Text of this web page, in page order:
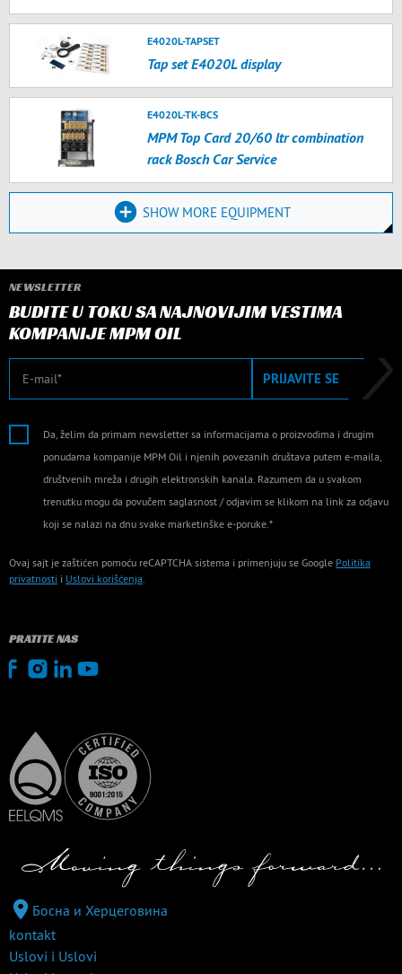
E4020L-TAPSET
Tap set E4020L display
E4020L-TK-BCS
MPM Top Card 20/60 ltr combination
rack Bosch Car Service
SHOW MORE EQUIPMENT
NEWSLETTER
BUDITE U TOKU SA NAJNOVIJIM VESTIMA
KOMPANIJE MPM OIL
E-mail PRIJAVITE SE
Da, želim da primam newsletter sa informacijama o proizvodima i drugim
ponudama kompanije MPM Oil i njenih povezanih društava putem e-maila,
društvenih mreža i drugih elektronskih kanala. Razumem da u svakom
trenutku mogu da povučem saglasnost / odjavim se klikom na link za odjavu
koji se nalazi na dnu svake marketinške e-poruke.*
Ovaj sajt je zaštićen pomoću reCAPTCHA sistema i primenjuju se Google Politika
privatnosti i Uslovi korišćenja.
PRATITE NAS
Босна и Херцеговина
kontakt
Uslovi i Uslovi